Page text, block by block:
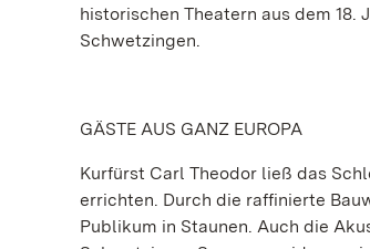
historischen Theatern aus dem
Schwetzingen.
GÄSTE AUS GANZ EUROPA
Kurfürst Carl Theodor ließ das
errichten. Durch die raffinierte
Publikum in Staunen. Auch die